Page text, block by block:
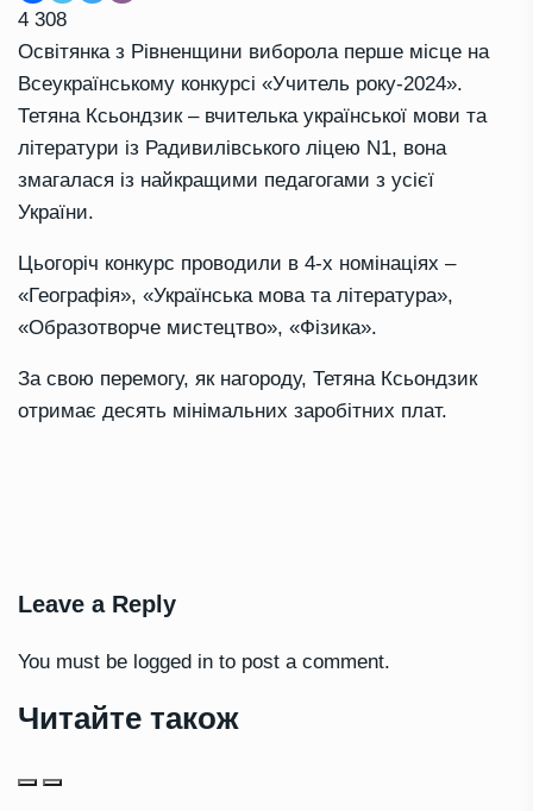
4 308
Освітянка з Рівненщини виборола перше місце на
Всеукраїнському конкурсі «Учитель року-2024».
Тетяна Ксьондзик – вчителька української мови та
літератури із Радивилівського ліцею N1, вона
змагалася із найкращими педагогами з усієї
України.
Цьогоріч конкурс проводили в 4-х номінаціях –
«Географія», «Українська мова та література»,
«Образотворче мистецтво», «Фізика».
За свою перемогу, як нагороду, Тетяна Ксьондзик
отримає десять мінімальних заробітних плат.
Leave a Reply
You must be logged in to post a comment.
Читайте також